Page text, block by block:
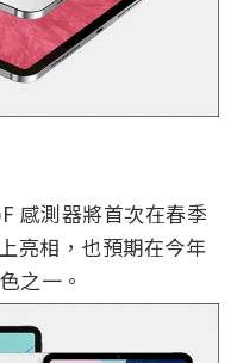
感測器將首次在春季
亮相，也預期在今年
之一。